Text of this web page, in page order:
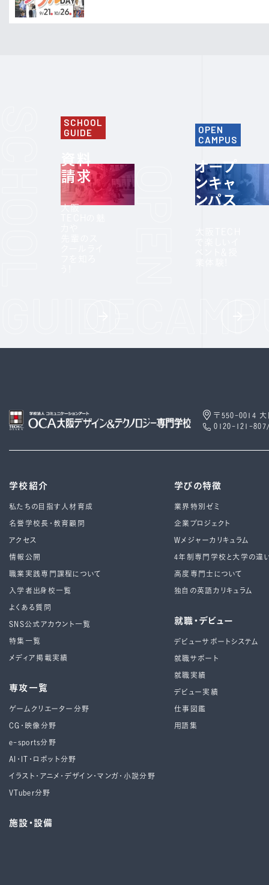
SCHOOL
GUIDE
資料
請求
大阪
OPEN
CAMPUS
オープ
ンキャ
ンパス
で楽しいイ
ベント＆授
業体験!
〒550-0014 大
0120-121-
学校紹介
私たちの目指す人材育成
名誉学校長・教育顧問
アクセス
情報公開
職業実践専門課程について
入学者出身校一覧
よくある質問
SNS公式アカウント一覧
特集一覧
メディア掲載実績
専攻一覧
ゲームクリエーター分野
CG・映像分野
e-sports分野
AI・IT・ロボット分野
イラスト・アニメ・デザイン・マンガ・小説分野
VTuber分野
施設・設備
学びの特徴
業界特別ゼミ
企業プロジェクト
Wメジャーカリキュラム
4年制専⾨学校と⼤学の違
高度専門士について
独自の英語カリキュラム
就職・デビュー
デビューサポートシステム
就職サポート
就職実績
デビュー実績
仕事図鑑
用語集